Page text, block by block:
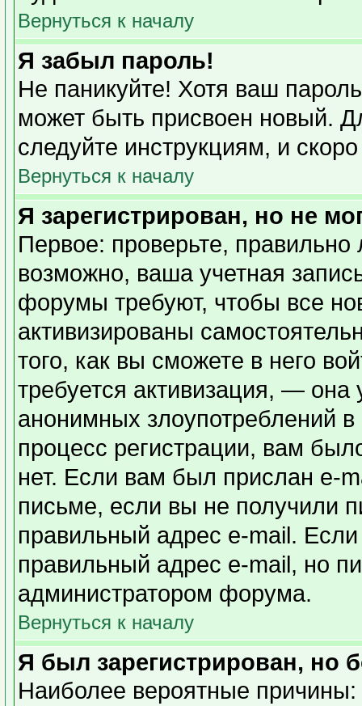
Вернуться к началу
Я забыл пароль!
Не паникуйте! Хотя ваш
может быть присвоен новый.
следуйте инструкциям, и
Вернуться к началу
Я зарегистрирован, но не
Первое: проверьте,
возможно, ваша учетная
форумы требуют, чтобы все
активизированы
того, как вы сможете в него
требуется активизация, —
анонимных злоупотреблений
процесс регистрации, вам
нет. Если вам был прислан e-
письме, если вы не получили
правильный адрес e-mail.
правильный адрес e-mail, но
администратором форума.
Вернуться к началу
Я был зарегистрирован, но
Наиболее вероятные